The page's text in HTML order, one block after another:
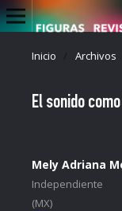
Inicio / Archivos
El sonido
Mely Adriana
Independiente
(MX)